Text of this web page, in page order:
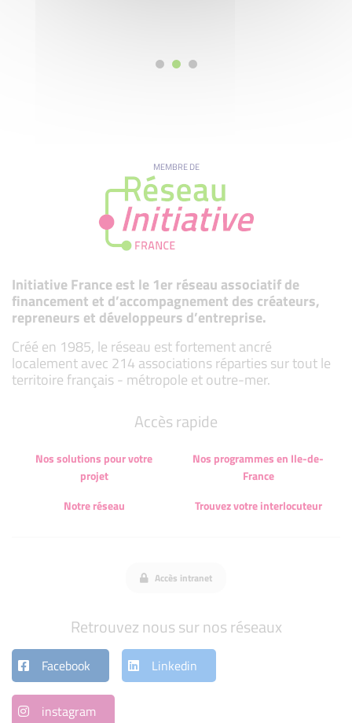
MEMBRE DE
Initiative France est le 1er réseau associatif de
financement et d’accompagnement des créateurs,
repreneurs et développeurs d’entreprise.
Créé en 1985, le réseau est fortement ancré
localement avec 214 associations réparties sur tout le
territoire français - métropole et outre-mer.
Accès rapide
Nos solutions pour votre
projet
Nos programmes en Ile-de-
France
Notre réseau
Trouvez votre interlocuteur
Accès intranet
Retrouvez nous sur nos réseaux
Facebook Linkedin
instagram